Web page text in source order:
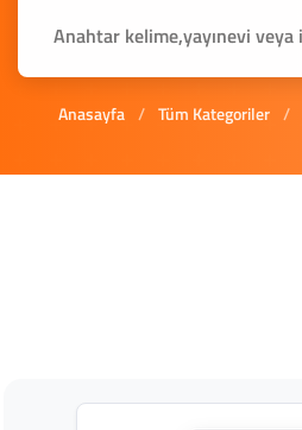
Anasayfa / Tüm Kategoriler /